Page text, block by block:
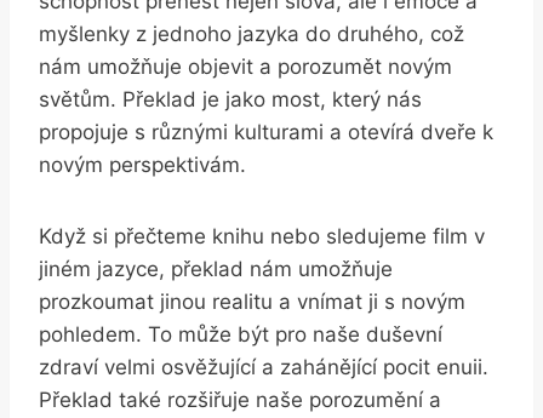
myšlenky z jednoho jazyka do druhého, což
nám umožňuje objevit a porozumět novým
světům. Překlad je jako most, který nás
propojuje s různými kulturami a otevírá dveře k
novým perspektivám.
Když si přečteme knihu nebo sledujeme film v
jiném jazyce, překlad nám umožňuje
prozkoumat jinou realitu a vnímat ji s novým
pohledem. To může být pro naše duševní
zdraví velmi osvěžující a zahánějící pocit enuii.
Překlad také rozšiřuje naše porozumění a